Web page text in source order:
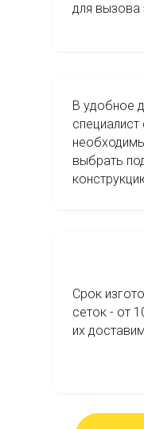
В удобное
специалист
выбрать
Срок
сеток - от
их
для